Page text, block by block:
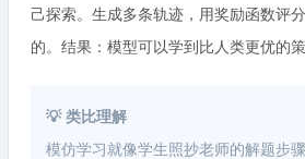
己探索。生成多条轨迹，用奖励函数评
的。结果：模型可以学到比人类更优的策
💡 类比理解
模仿学习就像学生照抄老师的解题